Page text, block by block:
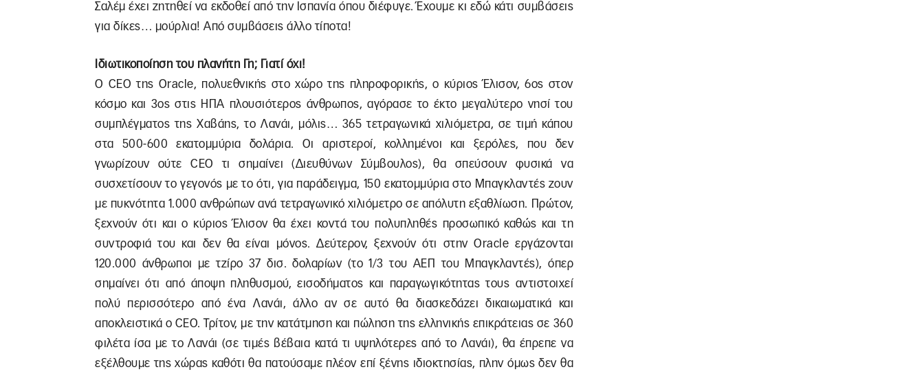
Σαλέμ έχει ζητηθεί να εκδοθεί από την Ισπανία όπου διέφυγε. Έχουμε κι εδώ κάτι συμβάσεις
για δίκες… μούρλια! Από συμβάσεις άλλο τίποτα!
Ιδιωτικοποίηση του πλανήτη Γη; Γιατί όχι!
Ο CEO της Oracle, πολυεθνικής στο χώρο της πληροφορικής, ο κύριος Έλισον, 6ος στον
κόσμο και 3ος στις ΗΠΑ πλουσιότερος άνθρωπος, αγόρασε το έκτο μεγαλύτερο νησί του
συμπλέγματος της Χαβάης, το Λανάι, μόλις… 365 τετραγωνικά χιλιόμετρα, σε τιμή κάπου
στα 500-600 εκατομμύρια δολάρια. Οι αριστεροί, κολλημένοι και ξερόλες, που δεν
γνωρίζουν ούτε CEO τι σημαίνει (Διευθύνων Σύμβουλος), θα σπεύσουν φυσικά να
συσχετίσουν το γεγονός με το ότι, για παράδειγμα, 150 εκατομμύρια στο Μπαγκλαντές ζουν
με πυκνότητα 1.000 ανθρώπων ανά τετραγωνικό χιλιόμετρο σε απόλυτη εξαθλίωση. Πρώτον,
ξεχνούν ότι και ο κύριος Έλισον θα έχει κοντά του πολυπληθές προσωπικό καθώς και τη
συντροφιά του και δεν θα είναι μόνος. Δεύτερον, ξεχνούν ότι στην Oracle εργάζονται
120.000 άνθρωποι με τζίρο 37 δισ. δολαρίων (το 1/3 του ΑΕΠ του Μπαγκλαντές), όπερ
σημαίνει ότι από άποψη πληθυσμού, εισοδήματος και παραγωγικότητας τους αντιστοιχεί
πολύ περισσότερο από ένα Λανάι, άλλο αν σε αυτό θα διασκεδάζει δικαιωματικά και
αποκλειστικά ο CEO. Τρίτον, με την κατάτμηση και πώληση της ελληνικής επικράτειας σε 360
φιλέτα ίσα με το Λανάι (σε τιμές βέβαια κατά τι υψηλότερες από το Λανάι), θα έπρεπε να
εξέλθουμε της χώρας καθότι θα πατούσαμε πλέον επί ξένης ιδιοκτησίας, πλην όμως δεν θα